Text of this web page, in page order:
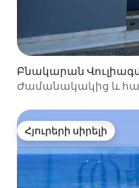
Բնակարան
Ժամանակակից և
Հյուրերի սիրելի
Հյուրերի սիրելի